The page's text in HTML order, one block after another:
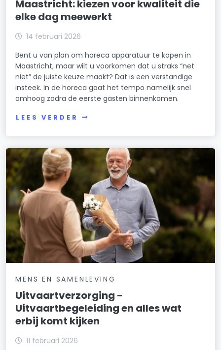
Maastricht: kiezen voor kwaliteit die
elke dag meewerkt
14 februari 2026
Bent u van plan om horeca apparatuur te kopen in
Maastricht, maar wilt u voorkomen dat u straks “net
niet” de juiste keuze maakt? Dat is een verstandige
insteek. In de horeca gaat het tempo namelijk snel
omhoog zodra de eerste gasten binnenkomen.
LEES VERDER
MENS EN SAMENLEVING
Uitvaartverzorging -
Uitvaartbegeleiding en alles wat
erbij komt kijken
11 februari 2026